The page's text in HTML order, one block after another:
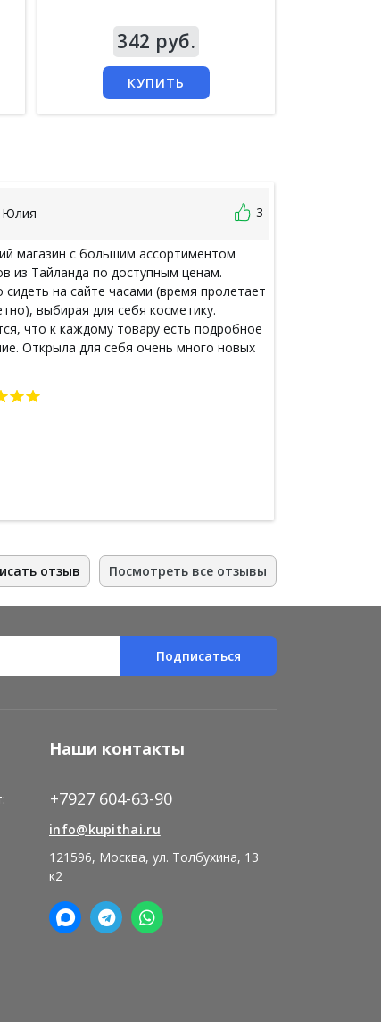
342 руб.
КУПИТЬ
Юлия 3
магазин с большим ассортиментом
из Тайланда по доступным ценам.
на сайте часами (время пролетает
выбирая для себя косметику.
что к каждому товару есть подробное
Открыла для себя очень много новых
штучек, о которых раньше даже и
отпуска в Таиланде и именно с тех
отзыв Посмотреть все отзывы
Подписаться
Наши контакты
+7927 604-63-90
info@kupithai.ru
121596, Москва, ул. Толбухина, 13
к2